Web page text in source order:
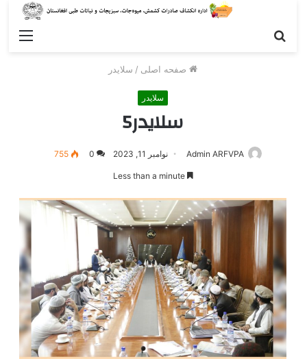
صفحه اصلی / سلایدر
سلایدر
سلایدر5
Admin ARFVPA نوامبر 11, 2023 0
755
Less than a minute